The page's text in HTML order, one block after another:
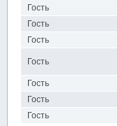
Гость
Гость
Гость
Гость
Гость
Гость
Гость